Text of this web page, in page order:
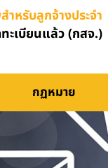
หรับลูกจ้างประจำ
ะเบียนแล้ว (กสจ.)
กฏหมาย